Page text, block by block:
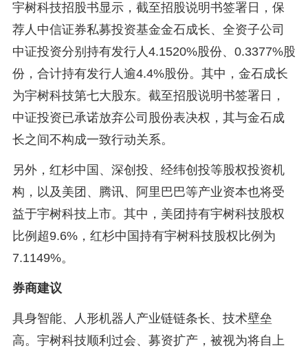
宇树科技招股书显示，截至招股说明书签署日，保
荐人中信证券私募投资基金金石成长、全资子公司
中证投资分别持有发行人4.1520%股份、0.3377%股
份，合计持有发行人逾4.4%股份。其中，金石成长
为宇树科技第七大股东。截至招股说明书签署日，
中证投资已承诺放弃公司股份表决权，其与金石成
长之间不构成一致行动关系。
另外，红杉中国、深创投、经纬创投等股权投资机
构，以及美团、腾讯、阿里巴巴等产业资本也将受
益于宇树科技上市。其中，美团持有宇树科技股权
比例超9.6%，红杉中国持有宇树科技股权比例为
7.1149%。
券商建议
具身智能、人形机器人产业链链条长、技术壁垒
高。宇树科技顺利过会、募资扩产，被视为将自上